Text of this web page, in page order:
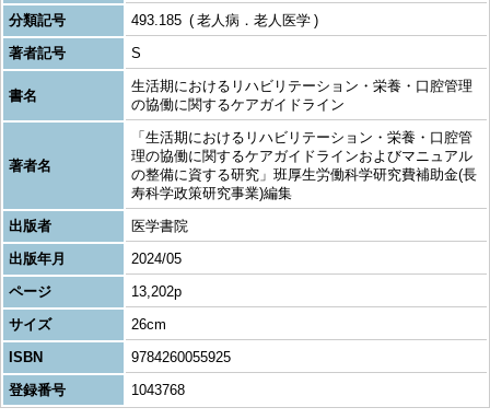
分類記号
493.185
老人病．老人医学
著者記号
S
書名
生活期におけるリハビリテーション・栄養・口腔管理
の協働に関するケアガイドライン
著者名
「生活期におけるリハビリテーション・栄養・口腔管
理の協働に関するケアガイドラインおよびマニュアル
の整備に資する研究」班厚生労働科学研究費補助金(長
寿科学政策研究事業)編集
出版者
医学書院
出版年月
2024/05
ページ
13,202p
サイズ
26cm
ISBN
9784260055925
登録番号
1043768